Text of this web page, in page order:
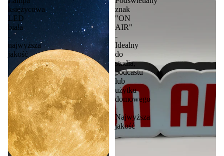
księżycowa
LED
biała
-
najwyższa
jakość
znak
"ON
AIR"
-
Idealny
do
studia,
podcastu
lub
użytku
domowego
-
Najwyższa
jakość